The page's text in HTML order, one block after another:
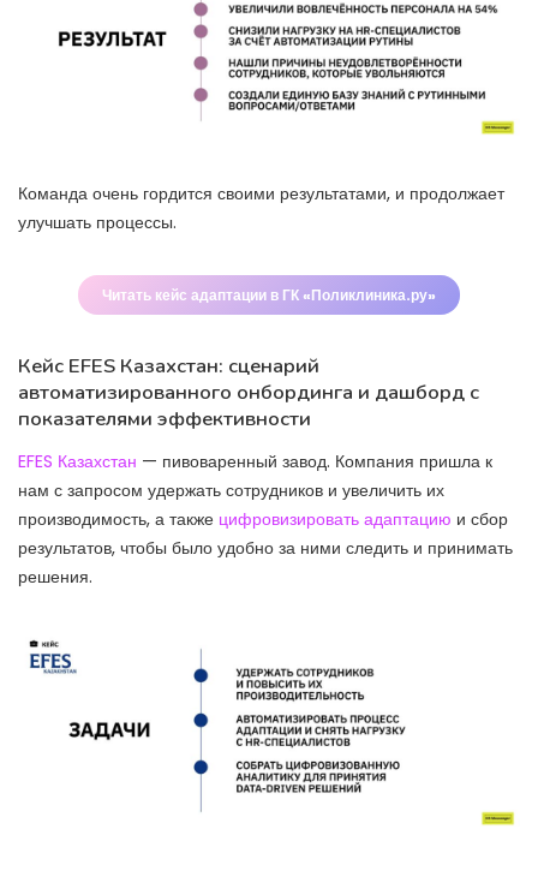
Команда очень гордится своими результатами, и продолжает
улучшать процессы.
Читать кейс адаптации в ГК «Поликлиника.ру»
Кейс EFES Казахстан: сценарий
автоматизированного онбординга и дашборд с
показателями эффективности
EFES Казахстан — пивоваренный завод. Компания пришла к
нам с запросом удержать сотрудников и увеличить их
производимость, а также цифровизировать адаптацию и сбор
результатов, чтобы было удобно за ними следить и принимать
решения.